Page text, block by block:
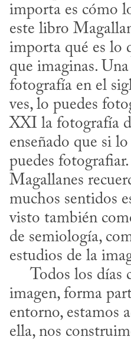
importa es cómo
este libro
importa qué es lo
que imaginas.
fotografía en el
ves, lo puedes
XXI la fotografía
enseñado que si
puedes
Magallanes
muchos sentidos
visto también
de semiología,
estudios de la
imagen, forma
entorno, estamos
ella, nos